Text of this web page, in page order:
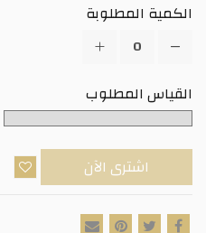
الكمية المطلوبة
القياس المطلوب
اشترى الآن